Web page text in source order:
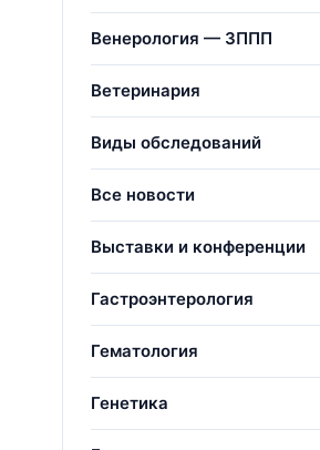
Венерология — ЗППП
Ветеринария
Виды обследований
Все новости
Выставки и конференции
Гастроэнтерология
Гематология
Генетика